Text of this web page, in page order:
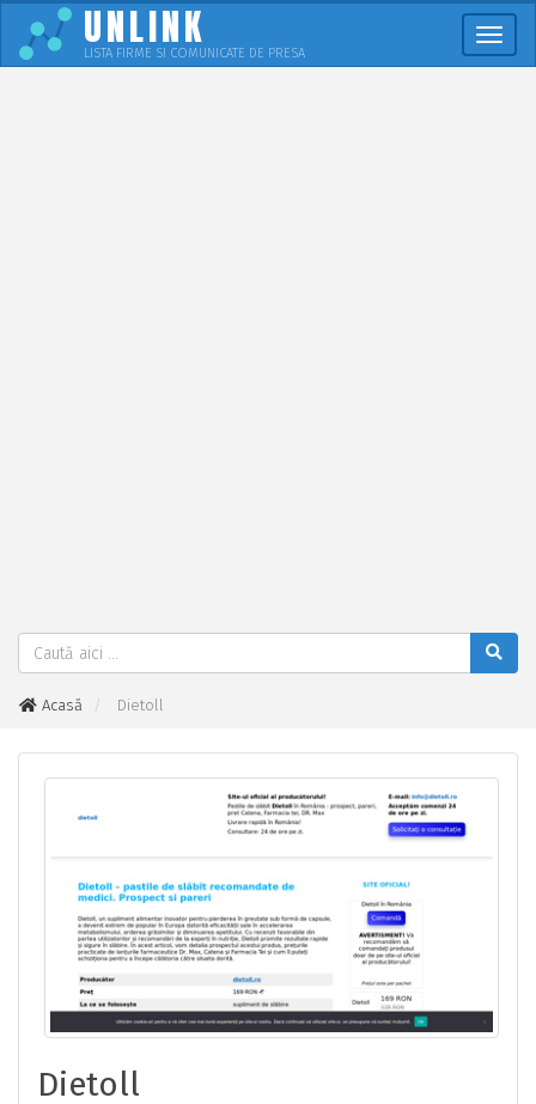
UNLINK
LISTA FIRME SI COMUNICATE DE PRESA
Acasă Dietoll
Dietoll